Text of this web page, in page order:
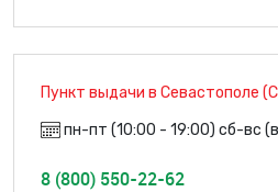
Пункт выдачи в Севастополе
пн-пт (10:00 - 19:00) сб-вс
8 (800) 550-22-62